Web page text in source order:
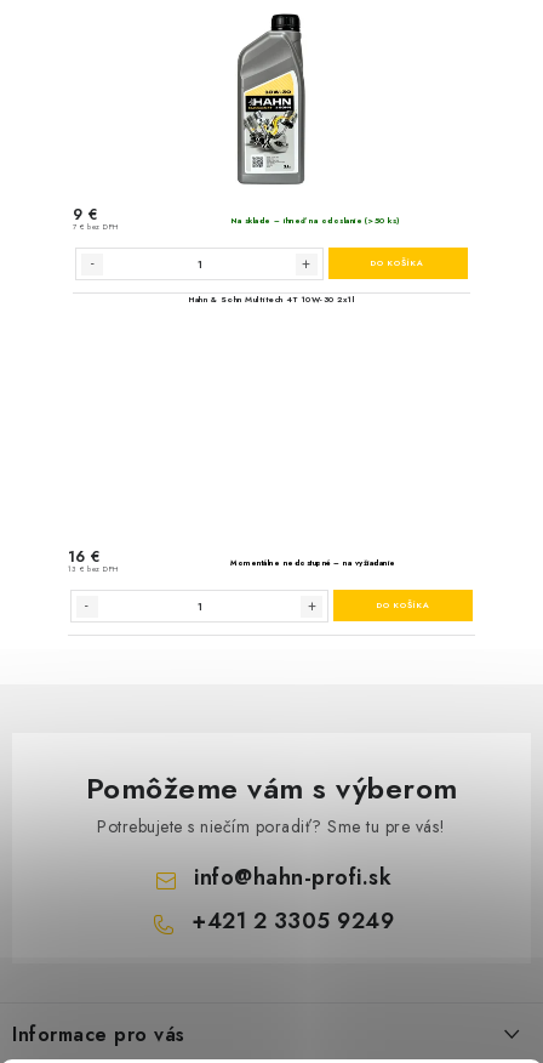
Pomôžeme vám s výberom
Potrebujete s niečím poradiť? Sme tu pre vás!
info@hahn-profi.sk
+421 2 3305 9249
pInformace pro vás